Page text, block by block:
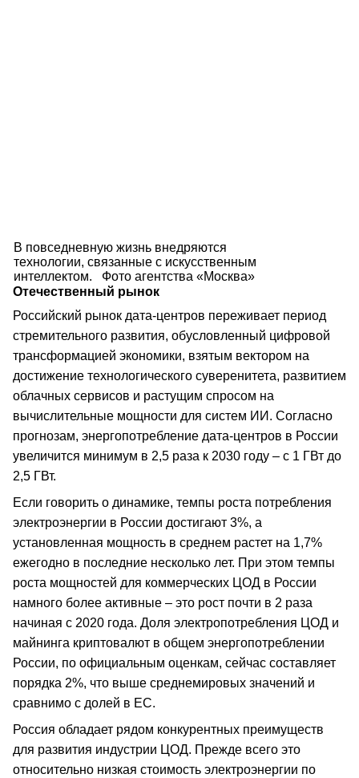
В повседневную жизнь внедряются
технологии, связанные с искусственным
интеллектом. Фото агентства «Москва»
Отечественный рынок
Российский рынок дата-центров переживает период
стремительного развития, обусловленный цифровой
трансформацией экономики, взятым вектором на
достижение технологического суверенитета, развитием
облачных сервисов и растущим спросом на
вычислительные мощности для систем ИИ. Согласно
прогнозам, энергопотребление дата-центров в России
увеличится минимум в 2,5 раза к 2030 году – с 1 ГВт до
2,5 ГВт.
Если говорить о динамике, темпы роста потребления
электроэнергии в России достигают 3%, а
установленная мощность в среднем растет на 1,7%
ежегодно в последние несколько лет. При этом темпы
роста мощностей для коммерческих ЦОД в России
намного более активные – это рост почти в 2 раза
начиная с 2020 года. Доля электропотребления ЦОД и
майнинга криптовалют в общем энергопотреблении
России, по официальным оценкам, сейчас составляет
порядка 2%, что выше среднемировых значений и
сравнимо с долей в ЕС.
Россия обладает рядом конкурентных преимуществ
для развития индустрии ЦОД. Прежде всего это
относительно низкая стоимость электроэнергии по